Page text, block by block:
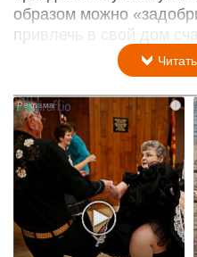
образом можно
привлечь в свой дом
i